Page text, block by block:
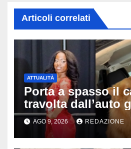
Articoli correlati
ATTUALITÀ
Porta a spasso il
travolta dall’auto
due bambini di 4 e
miss Kiara
vita e la morte
AGO 9, 2026 REDAZIONE